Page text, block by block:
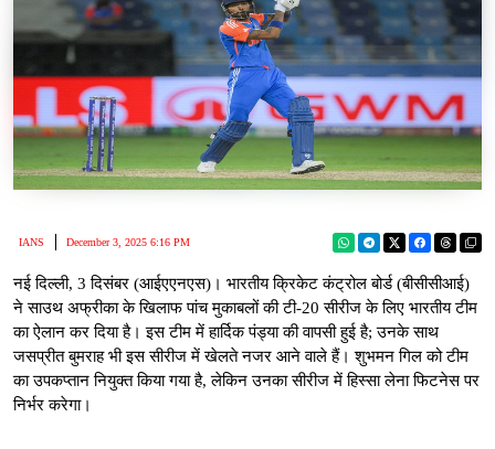
IANS December 3, 2025 6:16 PM
नई दिल्ली, 3 दिसंबर (आईएएनएस)। भारतीय क्रिकेट कंट्रोल बोर्ड (बीसीसीआई)
ने साउथ अफ्रीका के खिलाफ पांच मुकाबलों की टी-20 सीरीज के लिए भारतीय टीम
का ऐलान कर दिया है। इस टीम में हार्दिक पंड्या की वापसी हुई है; उनके साथ
जसप्रीत बुमराह भी इस सीरीज में खेलते नजर आने वाले हैं। शुभमन गिल को टीम
का उपकप्तान नियुक्त किया गया है, लेकिन उनका सीरीज में हिस्सा लेना फिटनेस पर
निर्भर करेगा।